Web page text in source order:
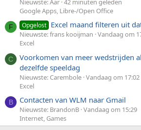
Nieuwste: Aar 42 minuten geleden
Google Apps, Libre-/Open Office
F Opgelost Excel maand filteren uit
Nieuwste: frans kooijman Vandaag om
Excel
C
Voorkomen van meer wedstrijden
dezelfde speeldag
Nieuwste: Carembole Vandaag om 17:02
Excel
B Contacten van WLM naar Gmail
Nieuwste: BrandonB Vandaag om 15:29
Internet, Games